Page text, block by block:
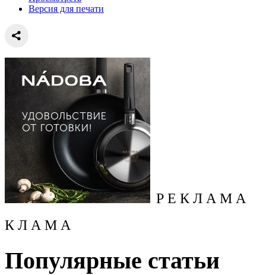
Версия для печати
Р Е К Л А М А
К Л А М А
Популярные статьи